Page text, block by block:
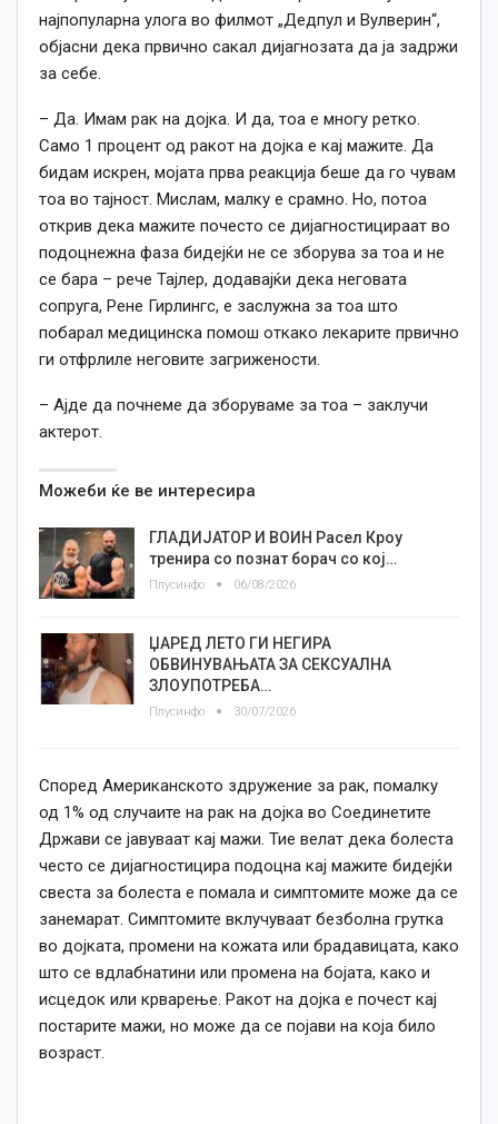
најпопуларна улога во филмот „Дедпул и Вулверин“,
објасни дека првично сакал дијагнозата да ја задржи
за себе.
– Да. Имам рак на дојка. И да, тоа е многу ретко.
Само 1 процент од ракот на дојка е кај мажите. Да
бидам искрен, мојата прва реакција беше да го чувам
тоа во тајност. Мислам, малку е срамно. Но, потоа
открив дека мажите почесто се дијагностицираат во
подоцнежна фаза бидејќи не се зборува за тоа и не
се бара – рече Тајлер, додавајќи дека неговата
сопруга, Рене Гирлингс, е заслужна за тоа што
побарал медицинска помош откако лекарите првично
ги отфрлиле неговите загрижености.
– Ајде да почнеме да зборуваме за тоа – заклучи
актерот.
Можеби ќе ве интересира
ГЛАДИЈАТОР И ВОИН Расел Кроу
тренира со познат борач со кој…
Плусинфо 06/08/2026
ЏАРЕД ЛЕТО ГИ НЕГИРА
ОБВИНУВАЊАТА ЗА СЕКСУАЛНА
ЗЛОУПОТРЕБА…
Плусинфо 30/07/2026
Според Американското здружение за рак, помалку
од 1% од случаите на рак на дојка во Соединетите
Држави се јавуваат кај мажи. Тие велат дека болеста
често се дијагностицира подоцна кај мажите бидејќи
свеста за болеста е помала и симптомите може да се
занемарат. Симптомите вклучуваат безболна грутка
во дојката, промени на кожата или брадавицата, како
што се вдлабнатини или промена на бојата, како и
исцедок или крварење. Ракот на дојка е почест кај
постарите мажи, но може да се појави на која било
возраст.